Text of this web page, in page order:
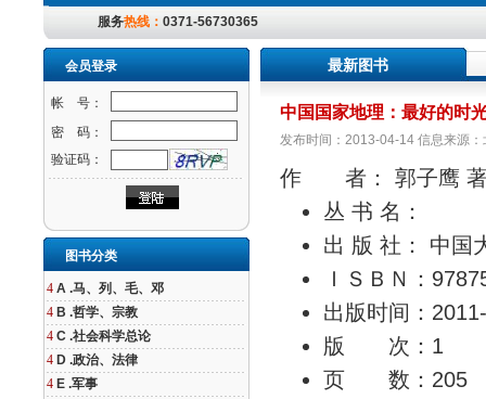
服务热线： 0371-56730365
会员登录
帐 号：
密 码：
验证码：
图书分类
4 A .马、列、毛、邓
4 B .哲学、宗教
4 C .社会科学总论
4 D .政治、法律
4 E .军事
最新图书
中国国家地理：最好的时
发布时间：2013-04-14 信息来源
作 者：
郭子鹰
丛 书 名：
出 版 社：
中国
ＩＳＢＮ：
出版时间：
版 次： 1
页 数： 205